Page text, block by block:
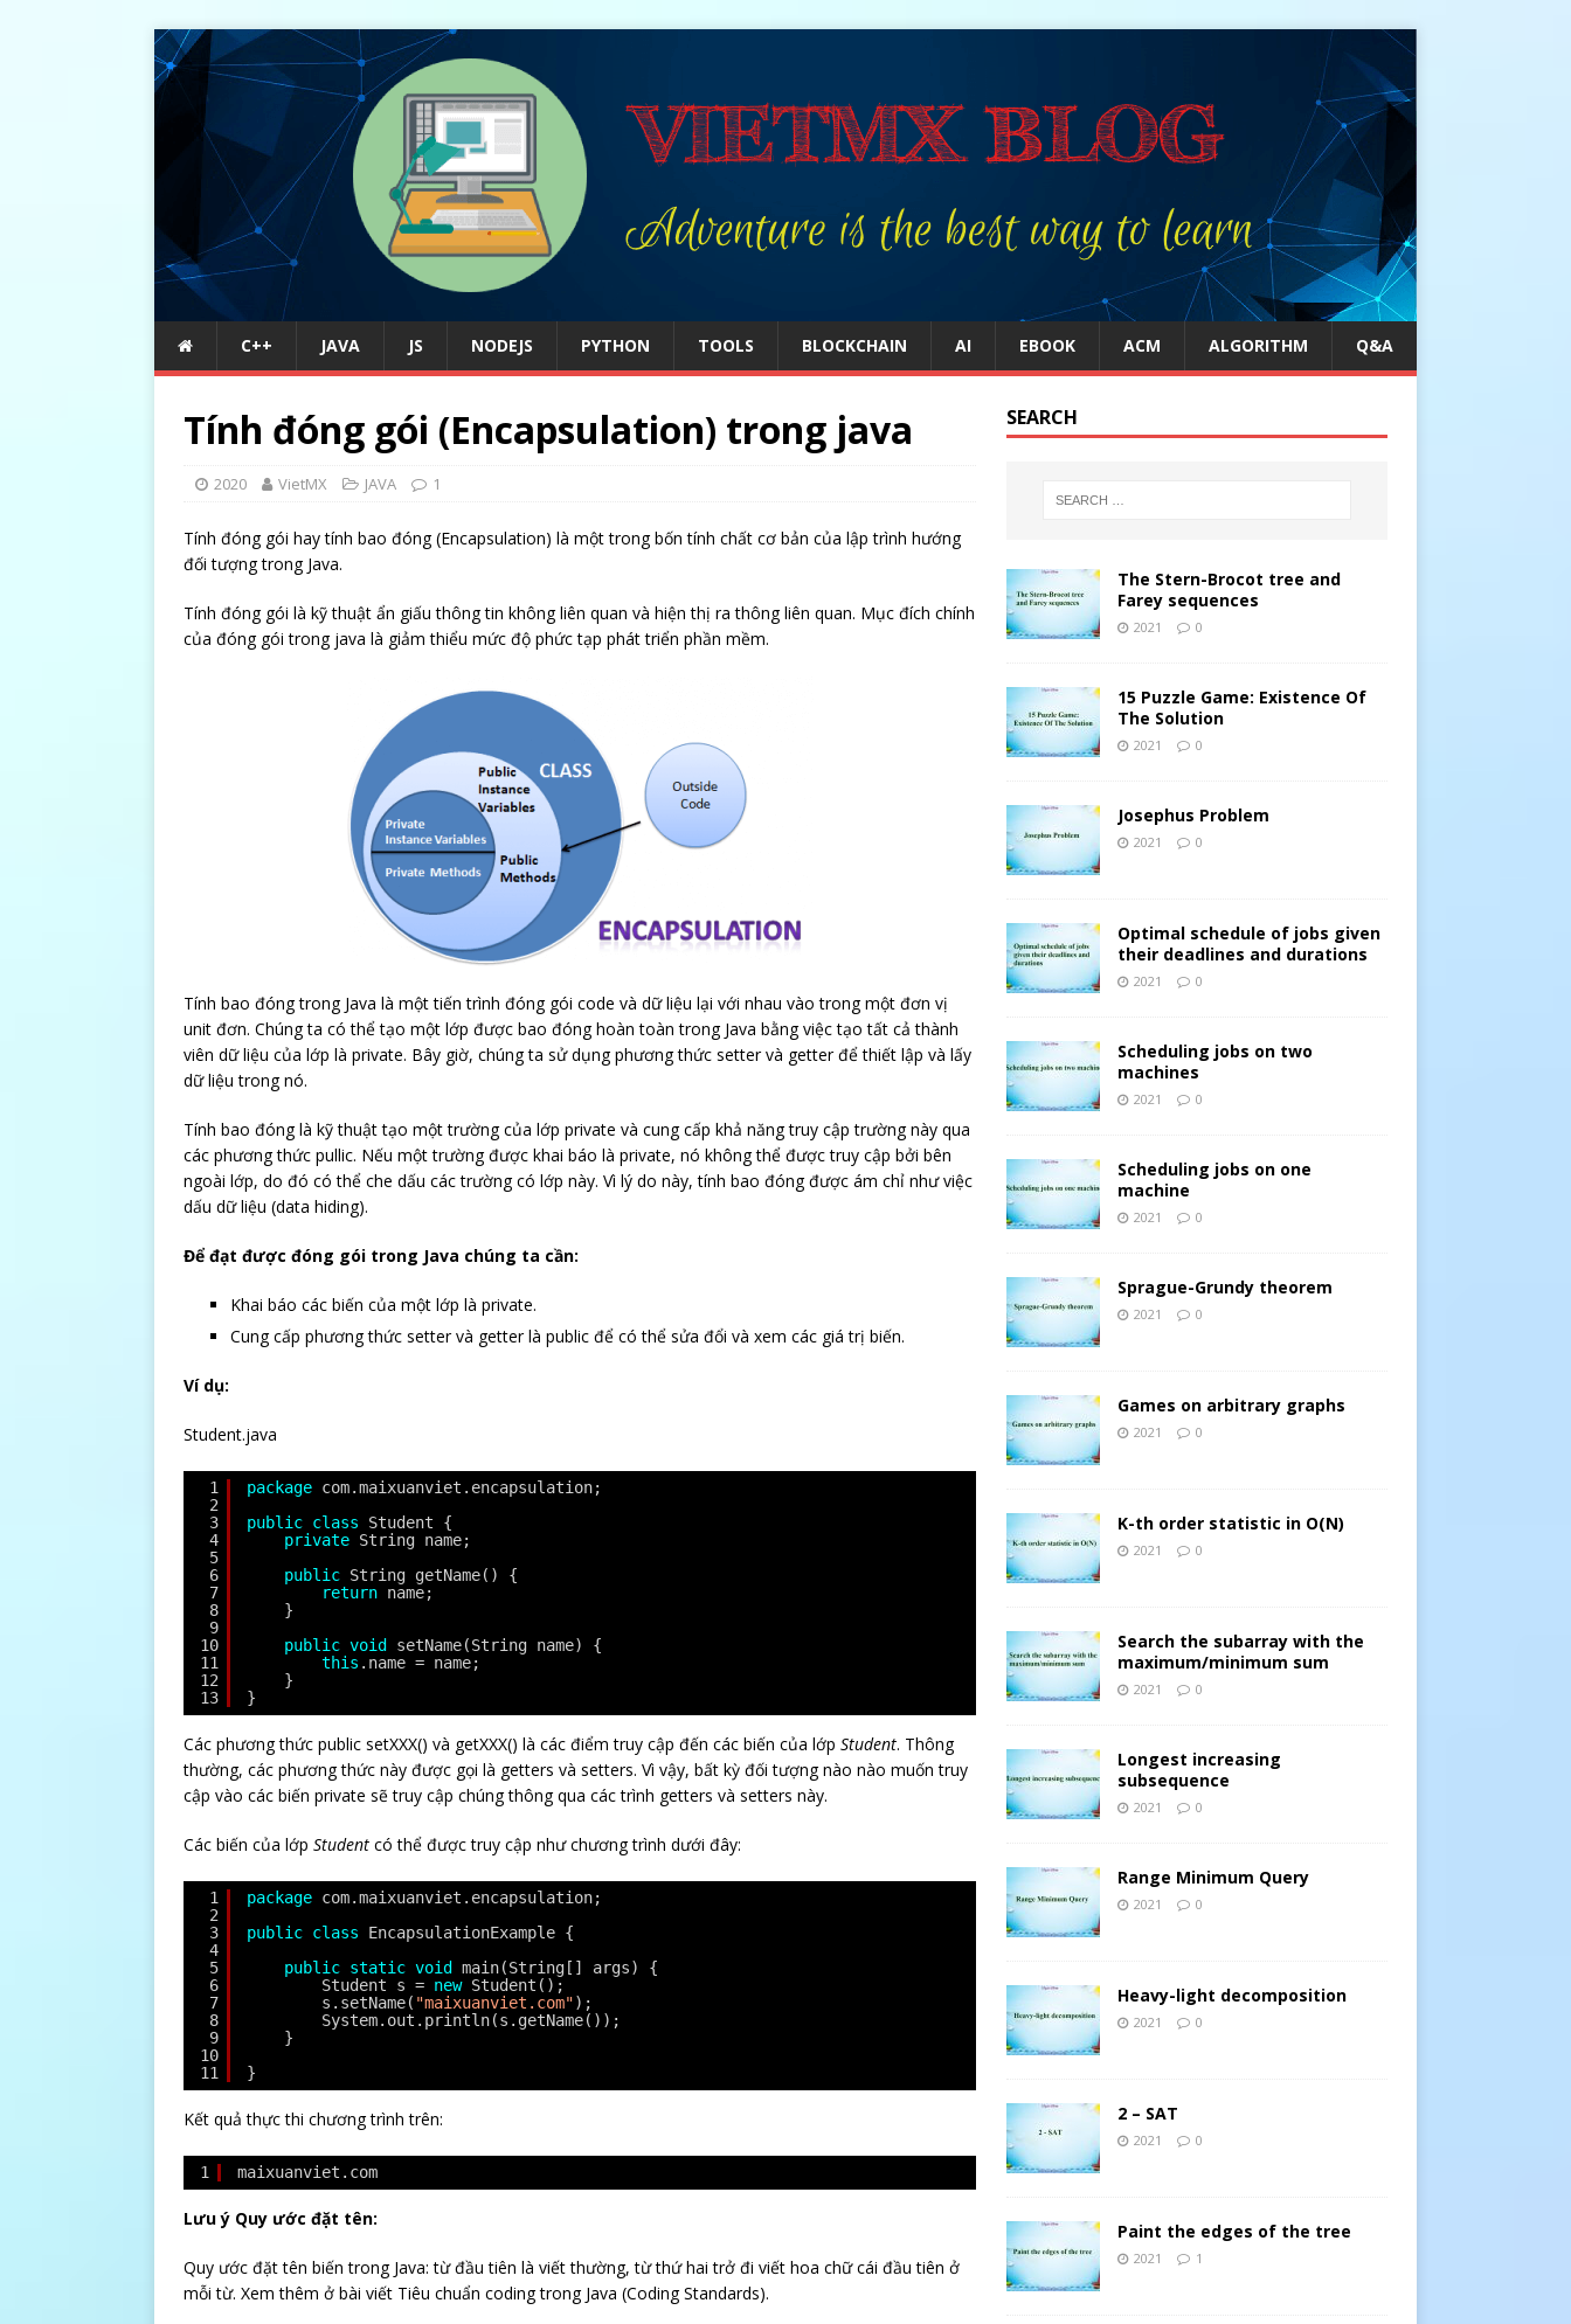
C++ JAVA JS NODEJS PYTHON TOOLS BLOCKCHAIN AI EBOOK ACM ALGORITHM Q&A
Tính đóng gói (Encapsulation) trong java
2020 VietMX JAVA 1
Tính đóng gói hay tính bao đóng (Encapsulation) là một trong bốn tính chất cơ bản của lập trình hướng
đối tượng trong Java.
Tính đóng gói là kỹ thuật ẩn giấu thông tin không liên quan và hiện thị ra thông liên quan. Mục đích chính
của đóng gói trong java là giảm thiểu mức độ phức tạp phát triển phần mềm.
Tính bao đóng trong Java là một tiến trình đóng gói code và dữ liệu lại với nhau vào trong một đơn vị
unit đơn. Chúng ta có thể tạo một lớp được bao đóng hoàn toàn trong Java bằng việc tạo tất cả thành
viên dữ liệu của lớp là private. Bây giờ, chúng ta sử dụng phương thức setter và getter để thiết lập và lấy
dữ liệu trong nó.
Tính bao đóng là kỹ thuật tạo một trường của lớp private và cung cấp khả năng truy cập trường này qua
các phương thức pullic. Nếu một trường được khai báo là private, nó không thể được truy cập bởi bên
ngoài lớp, do đó có thể che dấu các trường có lớp này. Vì lý do này, tính bao đóng được ám chỉ như việc
dấu dữ liệu (data hiding).
Để đạt được đóng gói trong Java chúng ta cần:
Khai báo các biến của một lớp là private.
Cung cấp phương thức setter và getter là public để có thể sửa đổi và xem các giá trị biến.
Ví dụ:
Student.java
1
2
3
4
5
6
7
8
9
10
11
12
13
package com.maixuanviet.encapsulation;
public class
Student {
private String name;
public String getName() {
return name;
}
public void
setName(String name) {
this .name = name;
}
}
Các phương thức public setXXX() và getXXX() là các điểm truy cập đến các biến của lớp Student. Thông
thường, các phương thức này được gọi là getters và setters. Vì vậy, bất kỳ đối tượng nào nào muốn truy
cập vào các biến private sẽ truy cập chúng thông qua các trình getters và setters này.
Các biến của lớp Student có thể được truy cập như chương trình dưới đây:
1
2
3
4
5
6
7
8
9
10
11
package com.maixuanviet.encapsulation;
public class
EncapsulationExample {
public static void
main(String[] args) {
Student s = new Student();
s.setName( "maixuanviet.com");
System.out.println(s.getName());
}
}
Kết quả thực thi chương trình trên:
1 maixuanviet.com
Lưu ý Quy ước đặt tên:
Quy ước đặt tên biến trong Java: từ đầu tiên là viết thường, từ thứ hai trở đi viết hoa chữ cái đầu tiên ở
mỗi từ. Xem thêm ở bài viết Tiêu chuẩn coding trong Java (Coding Standards).
SEARCH
The Stern-Brocot tree and
Farey sequences
2021 0
15 Puzzle Game: Existence Of
The Solution
2021 0
Josephus Problem
2021 0
Optimal schedule of jobs given
their deadlines and durations
2021 0
Scheduling jobs on two
machines
2021 0
Scheduling jobs on one
machine
2021 0
Sprague-Grundy theorem
2021 0
Games on arbitrary graphs
2021 0
K-th order statistic in O(N)
2021 0
Search the subarray with the
maximum/minimum sum
2021 0
Longest increasing
subsequence
2021 0
Range Minimum Query
2021 0
Heavy-light decomposition
2021 0
2 – SAT
2021 0
Paint the edges of the tree
2021 1